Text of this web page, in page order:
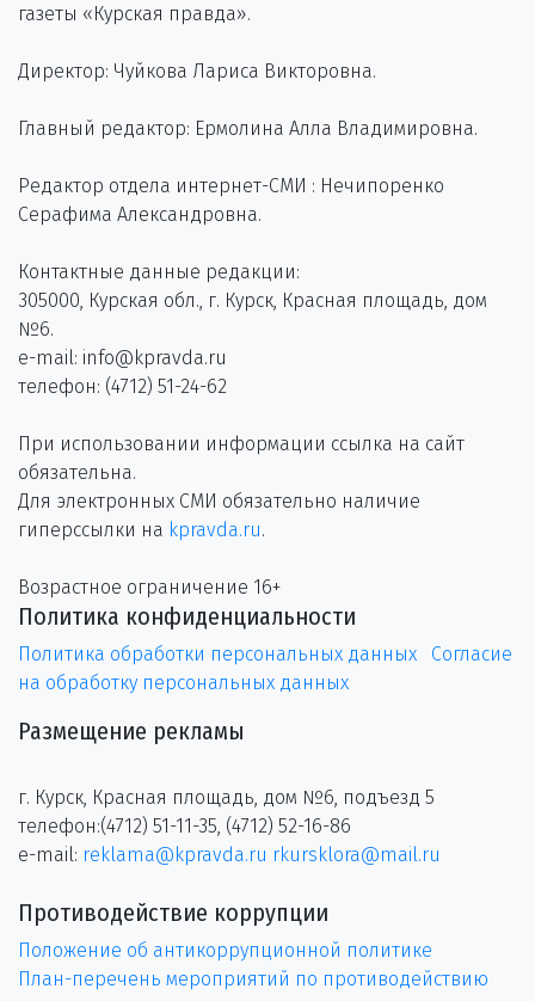
газеты «Курская правда».
Директор: Чуйкова Лариса Викторовна.
Главный редактор: Ермолина Алла Владимировна.
Редактор отдела интернет-СМИ : Нечипоренко
Серафима Александровна.
Контактные данные редакции:
305000, Курская обл., г. Курск, Красная площадь, дом
№6.
e-mail: info@kpravda.ru
телефон: (4712) 51-24-62
При использовании информации ссылка на сайт
обязательна.
Для электронных СМИ обязательно наличие
гиперссылки на kpravda.ru.
Возрастное ограничение 16+
Политика конфиденциальности
Политика обработки персональных данных
Согласие
на обработку персональных данных
Размещение рекламы
г. Курск, Красная площадь, дом №6, подъезд 5
телефон:(4712) 51-11-35, (4712) 52-16-86
e-mail: reklama@kpravda.ru rkursklora@mail.ru
Противодействие коррупции
Положение об антикоррупционной политике
План-перечень мероприятий по противодействию